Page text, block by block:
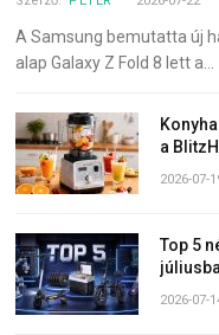
A Samsung bemutatta új
alap Galaxy Z Fold 8 lett a…
a
2026-07-
Top 5
2026-07-